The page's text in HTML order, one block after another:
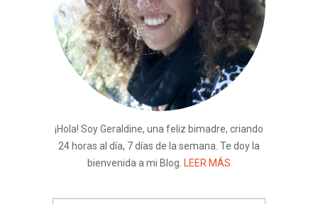
¡Hola! Soy Geraldine, una feliz bimadre, criando
24 horas al día, 7 días de la semana. Te doy la
bienvenida a mi Blog. LEER MÁS